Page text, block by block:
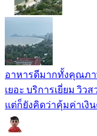
อาหารดีมากทั้งคุณภา
เยอะ บริการเยี่ยม วิว
แต่ก็ยังคิดว่าคุ้มค่าเงิ